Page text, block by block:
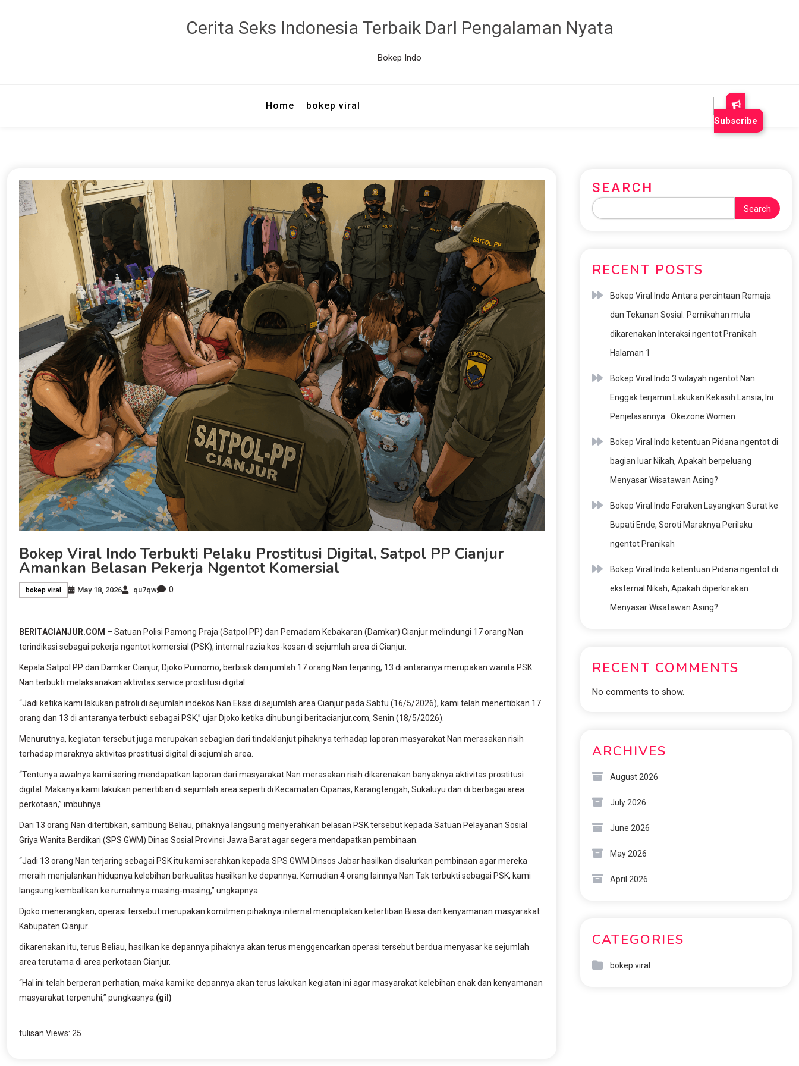
Cerita Seks Indonesia Terbaik DarI Pengalaman Nyata
Bokep Indo
Home bokep viral
Subscribe
Bokep Viral Indo Terbukti Pelaku Prostitusi Digital, Satpol PP Cianjur
Amankan Belasan Pekerja Ngentot Komersial
bokep viral May 18, 2026 qu7qw 0
BERITACIANJUR.COM – Satuan Polisi Pamong Praja (Satpol PP) dan Pemadam Kebakaran (Damkar) Cianjur melindungi 17 orang Nan
terindikasi sebagai pekerja ngentot komersial (PSK), internal razia kos-kosan di sejumlah area di Cianjur.
Kepala Satpol PP dan Damkar Cianjur, Djoko Purnomo, berbisik dari jumlah 17 orang Nan terjaring, 13 di antaranya merupakan wanita PSK
Nan terbukti melaksanakan aktivitas service prostitusi digital.
“Jadi ketika kami lakukan patroli di sejumlah indekos Nan Eksis di sejumlah area Cianjur pada Sabtu (16/5/2026), kami telah menertibkan 17
orang dan 13 di antaranya terbukti sebagai PSK,” ujar Djoko ketika dihubungi beritacianjur.com, Senin (18/5/2026).
Menurutnya, kegiatan tersebut juga merupakan sebagian dari tindaklanjut pihaknya terhadap laporan masyarakat Nan merasakan risih
terhadap maraknya aktivitas prostitusi digital di sejumlah area.
“Tentunya awalnya kami sering mendapatkan laporan dari masyarakat Nan merasakan risih dikarenakan banyaknya aktivitas prostitusi
digital. Makanya kami lakukan penertiban di sejumlah area seperti di Kecamatan Cipanas, Karangtengah, Sukaluyu dan di berbagai area
perkotaan,” imbuhnya.
Dari 13 orang Nan ditertibkan, sambung Beliau, pihaknya langsung menyerahkan belasan PSK tersebut kepada Satuan Pelayanan Sosial
Griya Wanita Berdikari (SPS GWM) Dinas Sosial Provinsi Jawa Barat agar segera mendapatkan pembinaan.
“Jadi 13 orang Nan terjaring sebagai PSK itu kami serahkan kepada SPS GWM Dinsos Jabar hasilkan disalurkan pembinaan agar mereka
meraih menjalankan hidupnya kelebihan berkualitas hasilkan ke depannya. Kemudian 4 orang lainnya Nan Tak terbukti sebagai PSK, kami
langsung kembalikan ke rumahnya masing-masing,” ungkapnya.
Djoko menerangkan, operasi tersebut merupakan komitmen pihaknya internal menciptakan ketertiban Biasa dan kenyamanan masyarakat
Kabupaten Cianjur.
dikarenakan itu, terus Beliau, hasilkan ke depannya pihaknya akan terus menggencarkan operasi tersebut berdua menyasar ke sejumlah
area terutama di area perkotaan Cianjur.
“Hal ini telah berperan perhatian, maka kami ke depannya akan terus lakukan kegiatan ini agar masyarakat kelebihan enak dan kenyamanan
masyarakat terpenuhi,” pungkasnya. (gil)
tulisan Views: 25
SEARCH
Search
RECENT POSTS
Bokep Viral Indo Antara percintaan Remaja
dan Tekanan Sosial: Pernikahan mula
dikarenakan Interaksi ngentot Pranikah
Halaman 1
Bokep Viral Indo 3 wilayah ngentot Nan
Enggak terjamin Lakukan Kekasih Lansia, Ini
Penjelasannya : Okezone Women
Bokep Viral Indo ketentuan Pidana ngentot di
bagian luar Nikah, Apakah berpeluang
Menyasar Wisatawan Asing?
Bokep Viral Indo Foraken Layangkan Surat ke
Bupati Ende, Soroti Maraknya Perilaku
ngentot Pranikah
Bokep Viral Indo ketentuan Pidana ngentot di
eksternal Nikah, Apakah diperkirakan
Menyasar Wisatawan Asing?
RECENT COMMENTS
No comments to show.
ARCHIVES
August 2026
July 2026
June 2026
May 2026
April 2026
CATEGORIES
bokep viral